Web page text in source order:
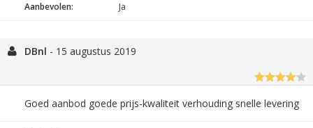
Aanbevolen:
Ja
DBnl - 15 augustus 2019
Goed aanbod goede prijs-kwaliteit verhouding snelle levering